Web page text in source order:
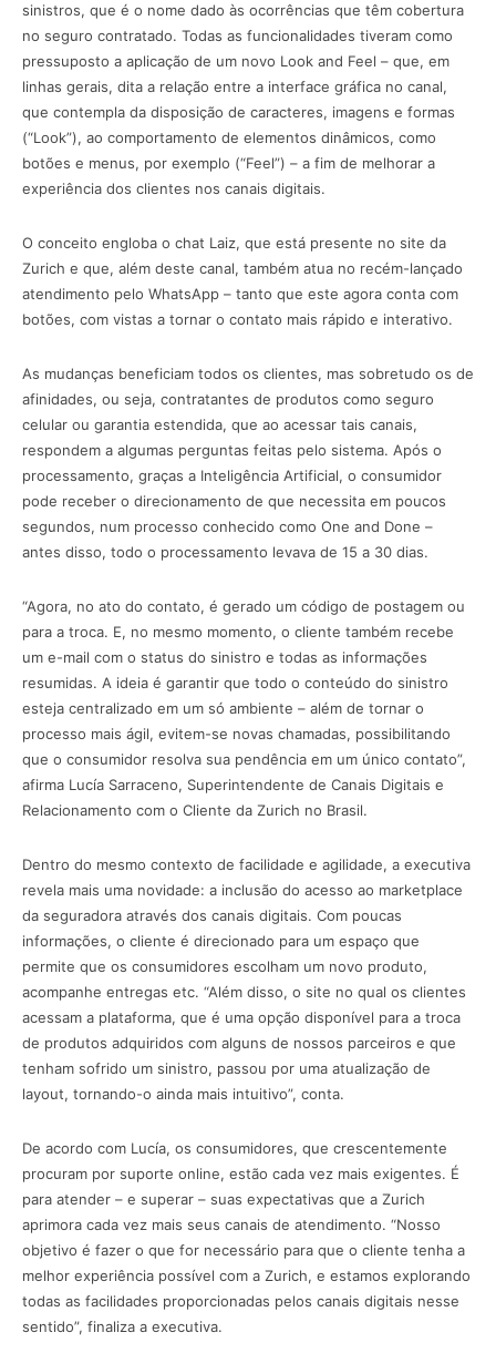
sinistros, que é o nome dado às ocorrências que têm cobertura
no seguro contratado. Todas as funcionalidades tiveram como
pressuposto a aplicação de um novo Look and Feel – que, em
linhas gerais, dita a relação entre a interface gráfica no canal,
que contempla da disposição de caracteres, imagens e formas
(“Look”), ao comportamento de elementos dinâmicos, como
botões e menus, por exemplo (“Feel”) – a fim de melhorar a
experiência dos clientes nos canais digitais.
O conceito engloba o chat Laiz, que está presente no site da
Zurich e que, além deste canal, também atua no recém-lançado
atendimento pelo WhatsApp – tanto que este agora conta com
botões, com vistas a tornar o contato mais rápido e interativo.
As mudanças beneficiam todos os clientes, mas sobretudo os de
afinidades, ou seja, contratantes de produtos como seguro
celular ou garantia estendida, que ao acessar tais canais,
respondem a algumas perguntas feitas pelo sistema. Após o
processamento, graças a Inteligência Artificial, o consumidor
pode receber o direcionamento de que necessita em poucos
segundos, num processo conhecido como One and Done –
antes disso, todo o processamento levava de 15 a 30 dias.
“Agora, no ato do contato, é gerado um código de postagem ou
para a troca. E, no mesmo momento, o cliente também recebe
um e-mail com o status do sinistro e todas as informações
resumidas. A ideia é garantir que todo o conteúdo do sinistro
esteja centralizado em um só ambiente – além de tornar o
processo mais ágil, evitem-se novas chamadas, possibilitando
que o consumidor resolva sua pendência em um único contato”,
afirma Lucía Sarraceno, Superintendente de Canais Digitais e
Relacionamento com o Cliente da Zurich no Brasil.
Dentro do mesmo contexto de facilidade e agilidade, a executiva
revela mais uma novidade: a inclusão do acesso ao marketplace
da seguradora através dos canais digitais. Com poucas
informações, o cliente é direcionado para um espaço que
permite que os consumidores escolham um novo produto,
acompanhe entregas etc. “Além disso, o site no qual os clientes
acessam a plataforma, que é uma opção disponível para a troca
de produtos adquiridos com alguns de nossos parceiros e que
tenham sofrido um sinistro, passou por uma atualização de
layout, tornando-o ainda mais intuitivo”, conta.
De acordo com Lucía, os consumidores, que crescentemente
procuram por suporte online, estão cada vez mais exigentes. É
para atender – e superar – suas expectativas que a Zurich
aprimora cada vez mais seus canais de atendimento. “Nosso
objetivo é fazer o que for necessário para que o cliente tenha a
melhor experiência possível com a Zurich, e estamos explorando
todas as facilidades proporcionadas pelos canais digitais nesse
sentido”, finaliza a executiva.